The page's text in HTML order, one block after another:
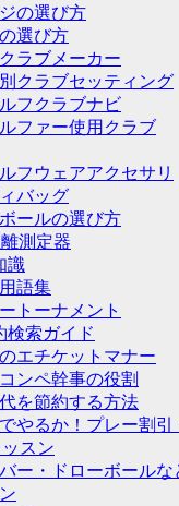
の選び方
選び方
ラブメーカー
クラブセッティング
フクラブナビ
ファー使用クラブ
フウェアアクセサリ
バッグ
ールの選び方
測定器
識
語集
トーナメント
検索ガイド
エチケットマナー
ンペ幹事の役割
を節約する方法
やるか！プレー割引
スン
ー・ドローボールな